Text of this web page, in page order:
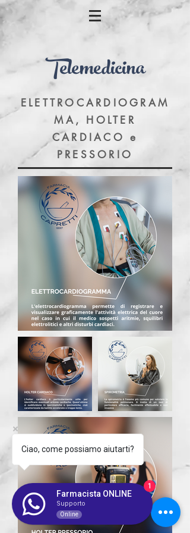
Telemedicina
ELETTROCARDIOGRAM
MA, HOLTER
CARDIACO e
PRESSORIO
Ciao, come possiamo aiutarti?
Farmacista ONLINE
Supporto
Online
1